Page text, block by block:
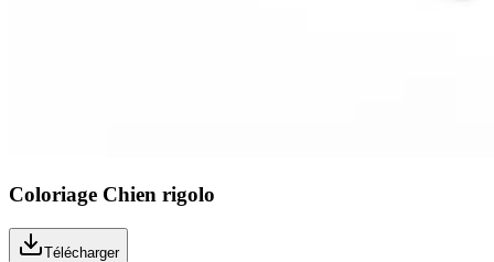
Coloriage Chien rigolo
Télécharger